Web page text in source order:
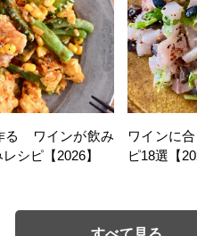
る ワインが飲み
シピ【2026】
ワインに
ピ18選【